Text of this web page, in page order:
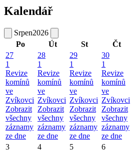
Kalendář
Srpen2026
Po
Út St Čt
27
1
Revize
komínů
ve
Zvíkovci
Zobrazit
všechny
záznamy
ze dne
28
1
Revize
komínů
ve
Zvíkovci
Zobrazit
všechny
záznamy
ze dne
29
1
Revize
komínů
ve
Zvíkovci
Zobrazit
všechny
záznamy
ze dne
30
1
Revize
komínů
ve
Zvíkovci
Zobrazit
všechny
záznamy
ze dne
3 4 5 6